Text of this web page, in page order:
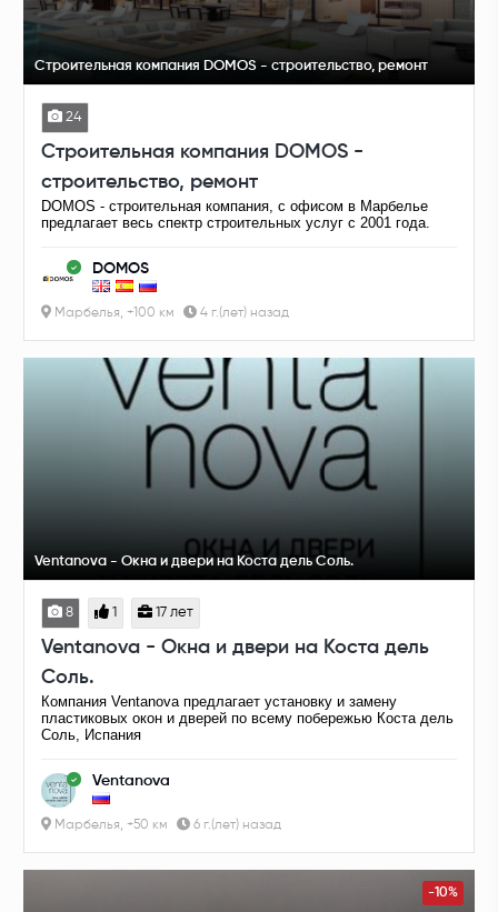
Строительная компания DOMOS - строительство, ремонт
24
Строительная компания DOMOS -
строительство, ремонт
DOMOS - строительная компания, с офисом в Марбелье
предлагает весь спектр строительных услуг с 2001 года.
DOMOS
Марбелья, +100 км 4 г.(лет) назад
Ventanova - Окна и двери на Коста дель Соль.
8 1 17 лет
Ventanova - Окна и двери на Коста дель
Соль.
Компания Ventanova предлагает установку и замену
пластиковых окон и дверей по всему побережью Коста дель
Соль, Испания
Ventanova
Марбелья, +50 км 6 г.(лет) назад
-10%